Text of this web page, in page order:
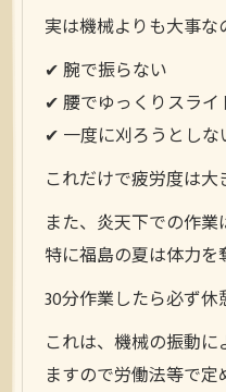
実は機械よりも大事な
✔ 腕で振らない
✔ 腰でゆっくりスライ
✔ 一度に刈ろうとしな
これだけで疲労度は大
また、炎天下での作業
特に福島の夏は体力を
30分作業したら必ず休
これは、機械の振動
ますので労働法等で